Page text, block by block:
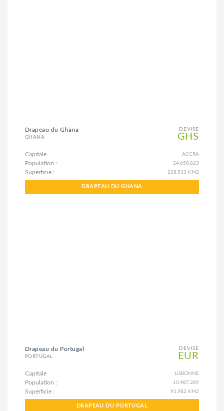
DEVISE
GHS
Drapeau du Ghana
GHANA
Capitale ACCRA
Population : 24.658.823
Superficie : 238.533 KM2
DRAPEAU DU GHANA
DEVISE
EUR
Drapeau du Portugal
PORTUGAL
Capitale LISBONNE
Population : 10.487.289
Superficie : 91.982 KM2
DRAPEAU DU PORTUGAL